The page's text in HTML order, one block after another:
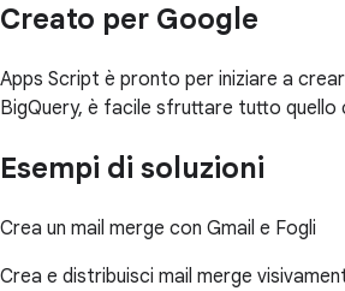
Creato per Google
Apps Script è pronto per iniziare a
BigQuery, è facile sfruttare tutto quello
Esempi di soluzioni
Crea un mail merge con Gmail e Fogli
Crea e distribuisci mail merge